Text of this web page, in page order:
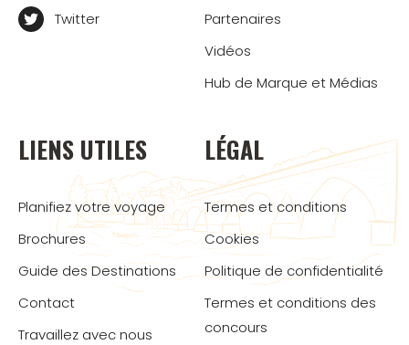
Twitter
Partenaires
Vidéos
Hub de Marque et Médias
LIENS UTILES
Planifiez votre voyage
Brochures
Guide des Destinations
Contact
Travaillez avec nous
LÉGAL
Termes et conditions
Cookies
Politique de confidentialité
Termes et conditions des
concours